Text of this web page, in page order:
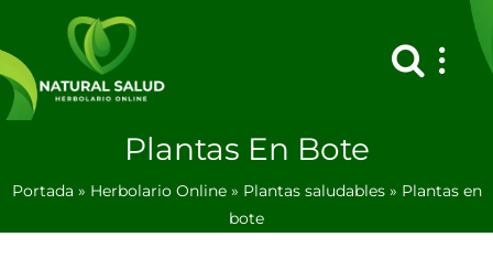
contenido
Plantas En Bote
Portada » Herbolario Online» Plantas saludables» Plantas en
bote